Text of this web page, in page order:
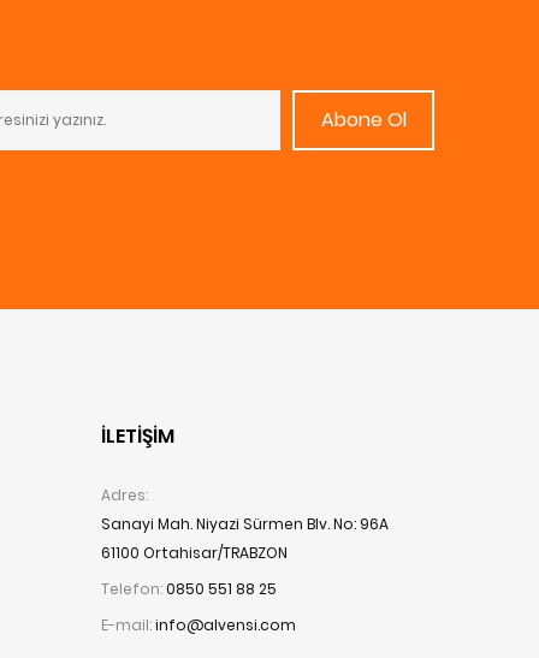
Abone Ol
İLETIŞIM
Adres:
Sanayi Mah. Niyazi Sürmen Blv. No: 96A
61100 Ortahisar/TRABZON
Telefon:0850 551 88 25
E-mail:info@alvensi.com